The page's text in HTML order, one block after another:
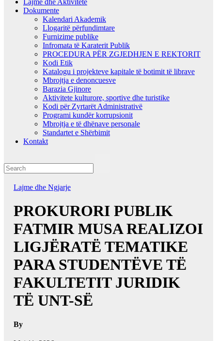
Dokumente
Kalendari Akademik
Llogaritë përfundimtare
Furnizime publike
Infromata të Karaterit Publik
PROCEDURA PËR ZGJEDHJEN E REKTORIT
Kodi Etik
Katalogu i projekteve kapitale të botimit të librave
Mbrojtja e denoncuesve
Barazia Gjinore
Aktivitete kulturore, sportive dhe turistike
Kodi për Zyrtarët Administrativë
Programi kundër korrupsionit
Mbrojtja e të dhënave personale
Standartet e Shërbimit
Kontakt
Lajme dhe Ngjarje
PROKURORI PUBLIK
FATMIR MUSA REALIZOI
LIGJËRATË TEMATIKE
PARA STUDENTËVE TË
FAKULTETIT JURIDIK
TË UNT-SË
By